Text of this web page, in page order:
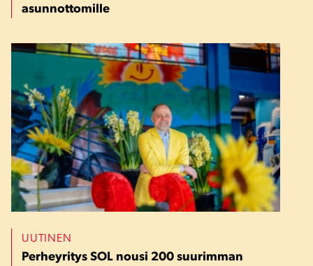
asunnottomille
UUTINEN
Perheyritys SOL nousi 200 suurimman